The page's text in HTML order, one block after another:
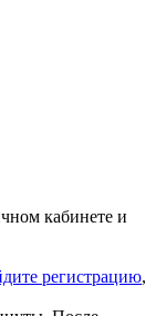
кабинете и
регистрацию,